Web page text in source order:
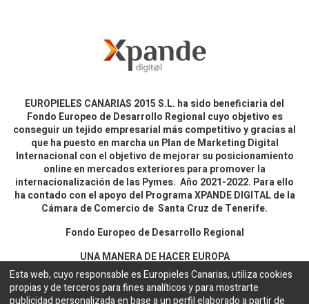
EUROPIELES CANARIAS 2015 S.L. ha sido beneficiaria del
Fondo Europeo de Desarrollo Regional cuyo objetivo es
conseguir un tejido empresarial más competitivo y gracias al
que ha puesto en marcha un Plan de Marketing Digital
Internacional con el objetivo de mejorar su posicionamiento
online en mercados exteriores para promover la
internacionalización de las Pymes. Año 2021-2022. Para ello
ha contado con el apoyo del Programa XPANDE DIGITAL de la
Cámara de Comercio de Santa Cruz de Tenerife.
Fondo Europeo de Desarrollo Regional
UNA MANERA DE HACER EUROPA
Aviso legal y política de privacidad
Esta web, cuyo responsable es Europieles Canarias, utiliza cookies
propias y de terceros para fines analíticos y para mostrarte
publicidad personalizada en base a un perfil elaborado a partir de